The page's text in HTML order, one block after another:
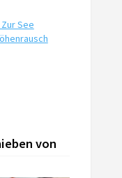
See
von